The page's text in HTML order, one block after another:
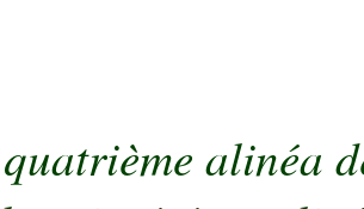
alinéa